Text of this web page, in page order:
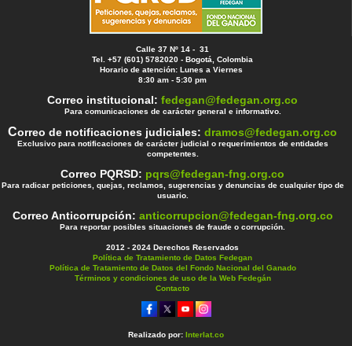
Calle 37 Nº 14 - 31
Tel. +57 (601) 5782020 - Bogotá, Colombia
Horario de atención: Lunes a Viernes
8:30 am - 5:30 pm
Correo institucional:fedegan@fedegan.org.co
Para comunicaciones de carácter general e informativo.
Correo de notificaciones judiciales:dramos@fedegan.org.co
Exclusivo para notificaciones de carácter judicial o requerimientos de entidades
competentes.
Correo PQRSD: pqrs@fedegan-fng.org.co
Para radicar peticiones, quejas, reclamos, sugerencias y denuncias de cualquier tipo de
usuario.
Correo Anticorrupción: anticorrupcion@fedegan-fng.org.co
Para reportar posibles situaciones de fraude o corrupción.
2012 - 2024 Derechos Reservados
Política de Tratamiento de Datos Fedegan
Política de Tratamiento de Datos del Fondo Nacional del Ganado
Términos y condiciones de uso de la Web Fedegán
Contacto
Realizado por: Interlat.co